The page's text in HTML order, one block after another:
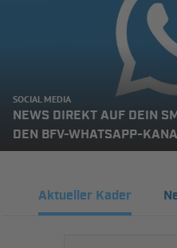
SOCIAL MEDIA
NEWS DIREKT AUF DEIN
DEN BFV-WHATSAPP-
Aktueller Kader